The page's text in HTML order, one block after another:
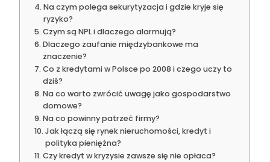
Na czym polega sekurytyzacja i gdzie kryje się
ryzyko?
Czym są NPL i dlaczego alarmują?
Dlaczego zaufanie międzybankowe ma
znaczenie?
Co z kredytami w Polsce po 2008 i czego uczy to
dziś?
Na co warto zwrócić uwagę jako gospodarstwo
domowe?
Na co powinny patrzeć firmy?
Jak łączą się rynek nieruchomości, kredyt i
polityka pieniężna?
Czy kredyt w kryzysie zawsze się nie opłaca?